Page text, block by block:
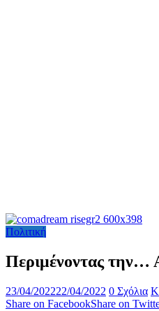
Πολιτική
Περιμένοντας την…
23/04/202222/04/2022 0 Σχόλια
Share on FacebookShare on